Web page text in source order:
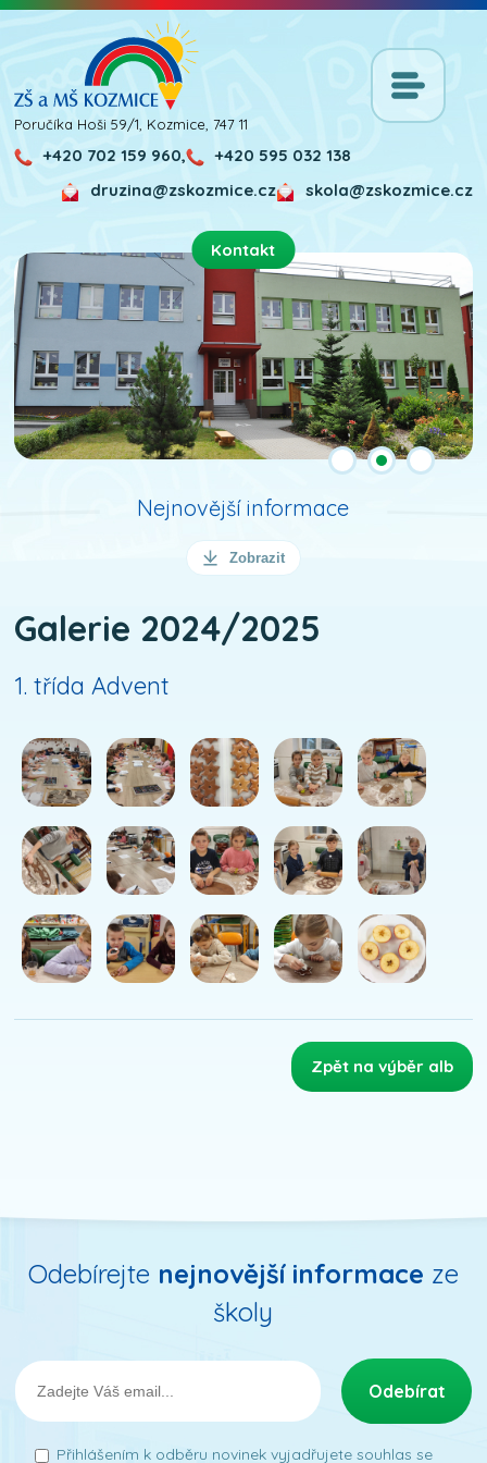
Poručíka Hoši 59/1, Kozmice, 747 11
+420 702 159 960,
+420 595 032 138
skola@zskozmice.cz
druzina@zskozmice.cz
Nejnovější informace
Zobrazit
Galerie 2024/2025
1. třída Advent
Zpět na výběr alb
Odebírejte nejnovější informace ze
školy
Přihlášením k odběru novinek vyjadřujete souhlas se